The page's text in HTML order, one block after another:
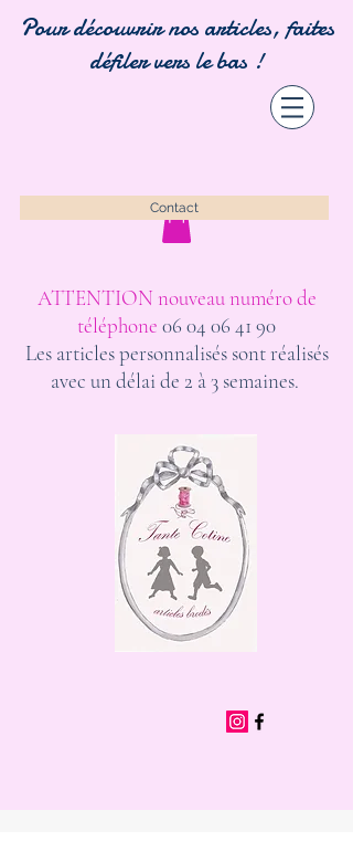
Pour découvrir nos articles, faites
défiler vers le bas !
Contact
ATTENTION nouveau numéro de
téléphone 06 04 06 41 90
Les articles personnalisés sont réalisés
avec un délai de 2 à 3 semaines.